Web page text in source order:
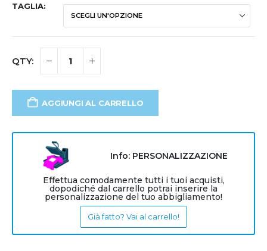
TAGLIA
AGGIUNGI AL CARRELLO
Info: PERSONALIZZAZIONE
Effettua comodamente tutti i tuoi acquisti,
dopodiché dal carrello potrai inserire la
personalizzazione del tuo abbigliamento!
Già fatto? Vai al carrello!